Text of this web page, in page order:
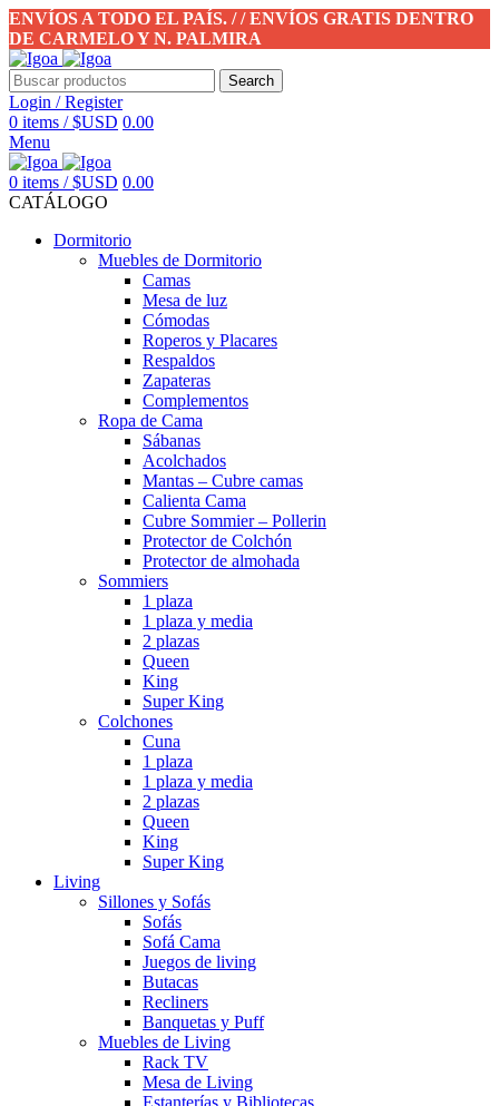
ENVÍOS A TODO EL PAÍS. / / ENVÍOS GRATIS DENTRO
DE CARMELO Y N. PALMIRA
Search
Login / Register
0 items / $USD 0.00
Menu
0 items / $USD 0.00
CATÁLOGO
Dormitorio
Muebles de Dormitorio
Camas
Mesa de luz
Cómodas
Roperos y Placares
Respaldos
Zapateras
Complementos
Ropa de Cama
Sábanas
Acolchados
Mantas – Cubre camas
Calienta Cama
Cubre Sommier – Pollerin
Protector de Colchón
Protector de almohada
Sommiers
1 plaza
1 plaza y media
2 plazas
Queen
King
Super King
Colchones
Cuna
1 plaza
1 plaza y media
2 plazas
Queen
King
Super King
Living
Sillones y Sofás
Sofás
Sofá Cama
Juegos de living
Butacas
Recliners
Banquetas y Puff
Muebles de Living
Rack TV
Mesa de Living
Estanterías y Bibliotecas